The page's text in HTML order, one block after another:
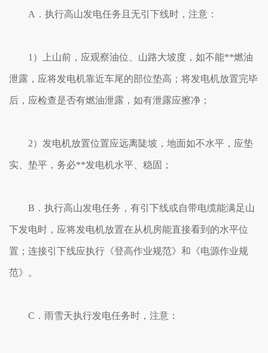
A．执行高山发电任务且无引下线时，注意：
1）上山前，应观察油位、山路大坡度，如不能**燃油
泄露，应将发电机靠近车尾的部位垫高；将发电机放置完毕
后，应检查是否有燃油泄露，如有泄露应擦净；
2）发电机放置位置应远离陡坡，地面如不水平，应垫
实、垫平，务必**发电机水平、稳固；
B．执行高山发电任务，有引下线或自带电缆能满足山
下发电时，应将发电机放置在从机房能直接看到的水平位
置；连接引下线应执行《登高作业规范》和《电源作业规
范》。
C．雨雪天执行发电任务时，注意：